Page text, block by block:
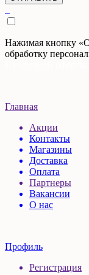
Нажимая кнопку
обработку
Главная
Акции
Контакты
Магазины
Доставка
Оплата
Партнеры
Вакансии
О нас
Профиль
Регистрация